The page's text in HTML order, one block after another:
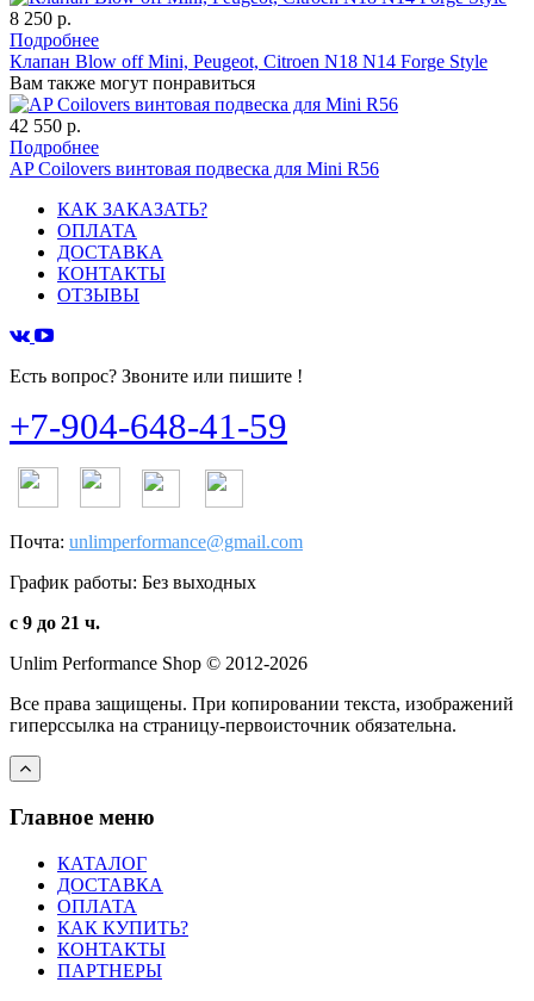
8 250 р.
Подробнее
Клапан Blow off Mini, Peugeot, Citroen N18 N14 Forge Style
Вам также могут понравиться
42 550 р.
Подробнее
AP Coilovers винтовая подвеска для Mini R56
КАК ЗАКАЗАТЬ?
ОПЛАТА
ДОСТАВКА
КОНТАКТЫ
ОТЗЫВЫ
Есть вопрос? Звоните или пишите !
+7-904-648-41-59
Почта: unlimperformance@gmail.com
График работы: Без выходных
с 9 до 21 ч.
Unlim Performance Shop © 2012-2026
Все права защищены. При копировании текста, изображений
гиперссылка на страницу-первоисточник обязательна.
Главное меню
КАТАЛОГ
ДОСТАВКА
ОПЛАТА
КАК КУПИТЬ?
КОНТАКТЫ
ПАРТНЕРЫ